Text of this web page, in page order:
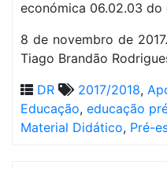
económica 06.02.03 do
8 de novembro de
Tiago Brandão
DR
2017/2018,
Educação, educação
Material Didático, Pré-